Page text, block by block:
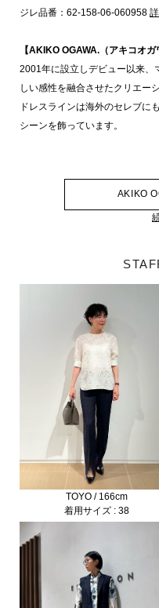
ジレ品番：62-158-06-060958
【AKIKO OGAWA.（アキコオガ
2001年に設立しデビュー以来、
しい感性を融合させたクリエー
ドレスラインは海外のセレブに
シーンを飾っています。
AKIKO
TOYO / 166cm
着用サイズ : 38